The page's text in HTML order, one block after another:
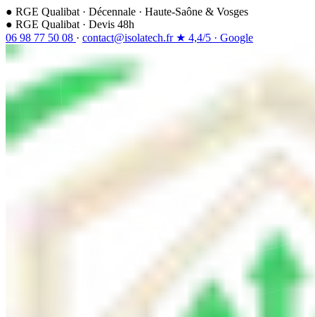
● RGE Qualibat · Décennale · Haute-Saône & Vosges
● RGE Qualibat · Devis 48h
06 98 77 50 08 · contact@isolatech.fr ★ 4,4/5 · Google